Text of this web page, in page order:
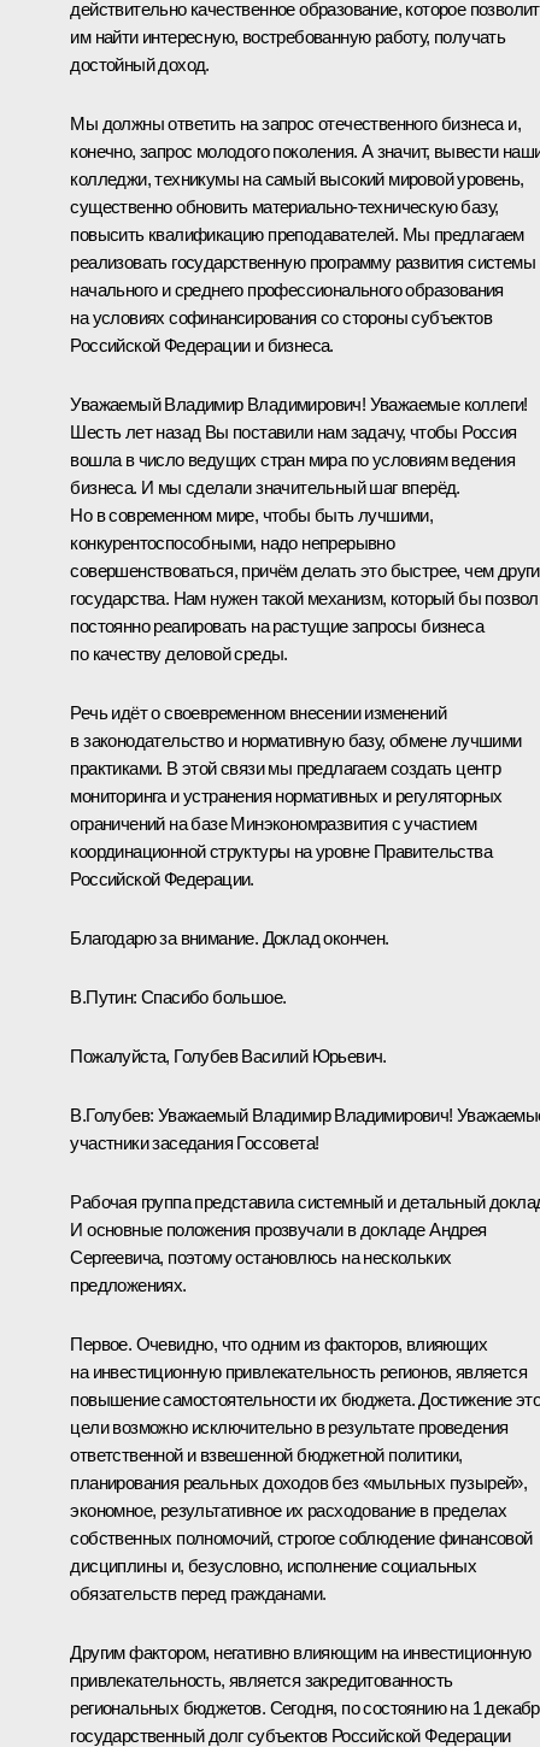
действительно качественное образование, которое позволит
им найти интересную, востребованную работу, получать
достойный доход.
Мы должны ответить на запрос отечественного бизнеса и,
конечно, запрос молодого поколения. А значит, вывести
колледжи, техникумы на самый высокий мировой уровень,
существенно обновить материально-техническую базу,
повысить квалификацию преподавателей. Мы предлагаем
реализовать государственную программу развития системы
начального и среднего профессионального образования
на условиях софинансирования со стороны субъектов
Российской Федерации и бизнеса.
Уважаемый Владимир Владимирович! Уважаемые коллеги!
Шесть лет назад Вы поставили нам задачу, чтобы Россия
вошла в число ведущих стран мира по условиям ведения
бизнеса. И мы сделали значительный шаг вперёд.
Но в современном мире, чтобы быть лучшими,
конкурентоспособными, надо непрерывно
совершенствоваться, причём делать это быстрее, чем
государства. Нам нужен такой механизм, который бы
постоянно реагировать на растущие запросы бизнеса
по качеству деловой среды.
Речь идёт о своевременном внесении изменений
в законодательство и нормативную базу, обмене лучшими
практиками. В этой связи мы предлагаем создать центр
мониторинга и устранения нормативных и регуляторных
ограничений на базе Минэкономразвития с участием
координационной структуры на уровне Правительства
Российской Федерации.
Благодарю за внимание. Доклад окончен.
В.Путин: Спасибо большое.
Пожалуйста, Голубев Василий Юрьевич.
В.Голубев: Уважаемый Владимир Владимирович!
участники заседания Госсовета!
Рабочая группа представила системный и детальный
И основные положения прозвучали в докладе Андрея
Сергеевича, поэтому остановлюсь на нескольких
предложениях.
Первое. Очевидно, что одним из факторов, влияющих
на инвестиционную привлекательность регионов, является
повышение самостоятельности их бюджета. Достижение
цели возможно исключительно в результате проведения
ответственной и взвешенной бюджетной политики,
планирования реальных доходов без «мыльных пузырей»,
экономное, результативное их расходование в пределах
собственных полномочий, строгое соблюдение финансовой
дисциплины и, безусловно, исполнение социальных
обязательств перед гражданами.
Другим фактором, негативно влияющим на инвестиционную
привлекательность, является закредитованность
региональных бюджетов. Сегодня, по состоянию на 1
государственный долг субъектов Российской Федерации